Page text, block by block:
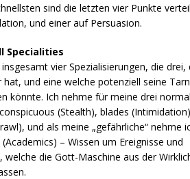
sind die letzten vier Punkte
und einer auf Persuasion.
Specialities
vier Spezialisierungen, die drei,
hat, und eine welche potenziell seine
könnte. Ich nehme für meine drei
(Stealth), blades
und als meine „gefährliche“ nehme
– Wissen um Ereignisse und
welche die Gott-Maschine aus der